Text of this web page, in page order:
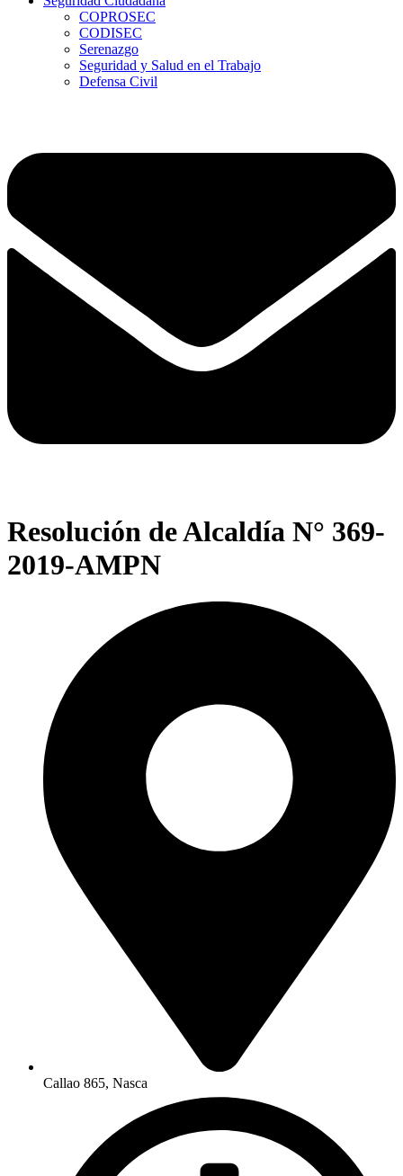
COPROSEC
CODISEC
Serenazgo
Seguridad y Salud en el Trabajo
Defensa Civil
Resolución de Alcaldía N° 369-
2019-AMPN
Callao 865, Nasca